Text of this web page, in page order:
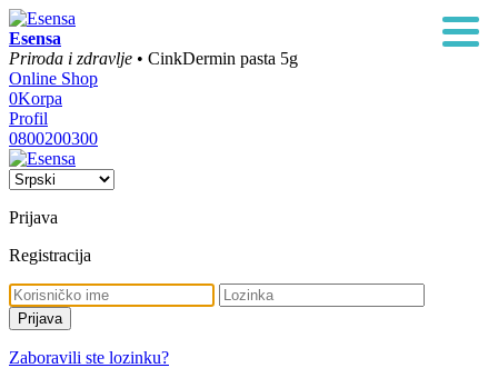
Esensa
Priroda i zdravlje • CinkDermin pasta 5g
Online Shop
0Korpa
Profil
0800200300
Prijava
Registracija
Zaboravili ste lozinku?